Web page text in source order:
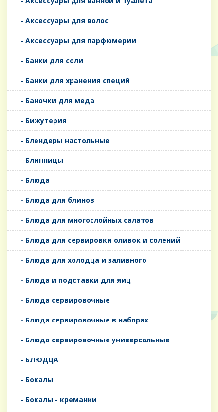
- Аксессуары для волос
- Аксессуары для парфюмерии
- Банки для соли
- Банки для хранения специй
- Баночки для меда
- Бижутерия
- Блендеры настольные
- Блинницы
- Блюда
- Блюда для блинов
- Блюда для многослойных салатов
- Блюда для сервировки оливок и солений
- Блюда для холодца и заливного
- Блюда и подставки для яиц
- Блюда сервировочные
- Блюда сервировочные в наборах
- Блюда сервировочные универсальные
- БЛЮДЦА
- Бокалы
- Бокалы - креманки